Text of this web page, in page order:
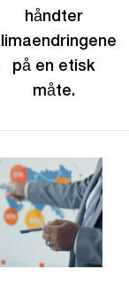
håndter
på en etisk
måte.